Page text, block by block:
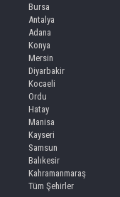
Bursa
Antalya
Adana
Konya
Mersin
Diyarbakir
Kocaeli
Ordu
Hatay
Manisa
Kayseri
Samsun
Balıkesir
Kahramanmaraş
Tüm Şehirler